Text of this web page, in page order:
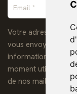
Votre adresse de
vous envoyer notre
informations
moment utiliser le
de nos mails.